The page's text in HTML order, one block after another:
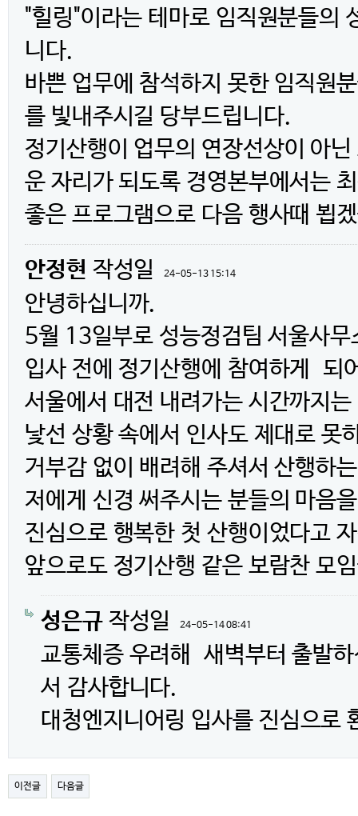
"힐링"이라는 테마로 임직원분들의
니다.
바쁜 업무에 참석하지 못한 임직원
를 빛내주시길 당부드립니다.
정기산행이 업무의 연장선상이 아
운 자리가 되도록 경영본부에서는
좋은 프로그램으로 다음 행사때 뵙
안정현 작성일 24-05-13 15:14
안녕하십니까.
5월 13일부로 성능정검팀 서울사
입사 전에 정기산행에 참여하게 되
서울에서 대전 내려가는 시간까지
낯선 상황 속에서 인사도 제대로 못
거부감 없이 배려해 주셔서 산행하
저에게 신경 써주시는 분들의 마음
진심으로 행복한 첫 산행이었다고
앞으로도 정기산행 같은 보람찬 모
성은규 작성일 24-05-14 08:41
교통체증 우려해 새벽부터 출발
서 감사합니다.
대청엔지니어링 입사를 진심으로
이전글 다음글